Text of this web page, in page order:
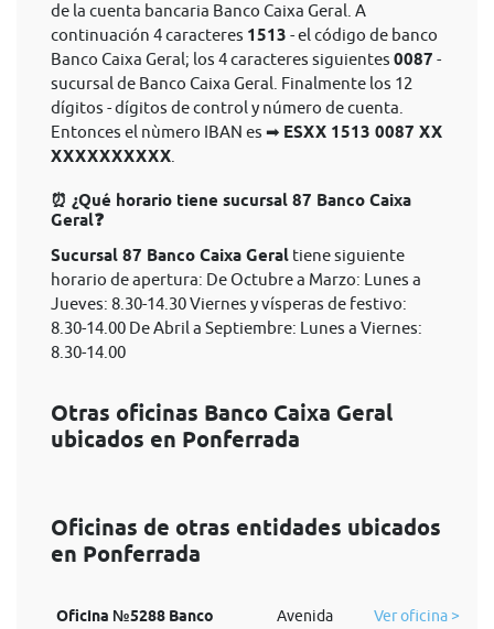
de la cuenta bancaria Banco Caixa Geral. A
continuación 4 caracteres 1513 - el código de banco
Banco Caixa Geral; los 4 caracteres siguientes 0087 -
sucursal de Banco Caixa Geral. Finalmente los 12
dígitos - dígitos de control y número de cuenta.
Entonces el nùmero IBAN es ➡ ESXX 1513 0087 XX
XXXXXXXXXX
⏰ ¿Qué horario tiene sucursal 87 Banco Caixa
Geral❓
Sucursal 87 Banco Caixa Geral tiene siguiente
horario de apertura: De Octubre a Marzo: Lunes a
Jueves: 8.30-14.30 Viernes y vísperas de festivo:
8.30-14.00 De Abril a Septiembre: Lunes a Viernes:
8.30-14.00
Otras oficinas Banco Caixa Geral
ubicados en Ponferrada
Oficinas de otras entidades ubicados
en Ponferrada
Oficina №5288 Banco
Avenida
Ver oficina >